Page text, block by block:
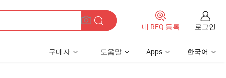
내 RFQ 등록 로그인
구매자 도움말 Apps 한국어